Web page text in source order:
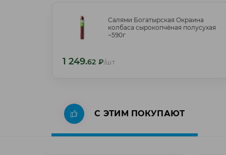
Салями Богатырская Окраина
колбаса сырокопчёная полусухая
~590г
1 249.62 ₽/шт
Салями Богатырская Окраина
колбаса сырокопчёная полусухая
~590г
1 249.62 ₽/шт
С ЭТИМ ПОКУПАЮТ